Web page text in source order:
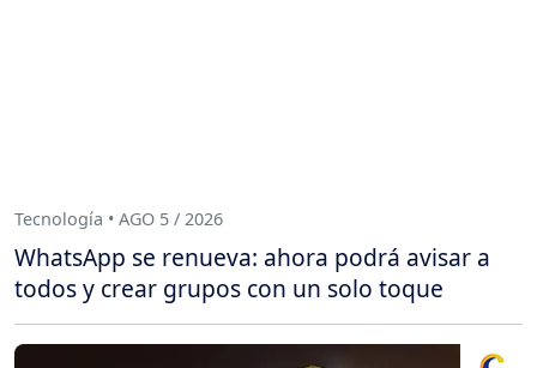
Tecnología • AGO 5 / 2026
WhatsApp se renueva: ahora podrá avisar a
todos y crear grupos con un solo toque